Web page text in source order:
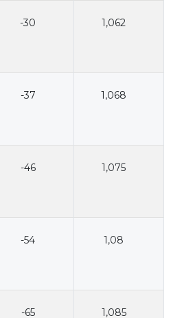
-30 1,062
-37 1,068
-46 1,075
-54 1,08
-65 1,085